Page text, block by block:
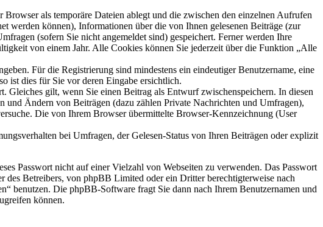
als temporäre Dateien ablegt und die zwischen den einzelnen Aufrufen
werden können), Informationen über die von Ihnen gelesenen Beiträge (zur
(sofern Sie nicht angemeldet sind) gespeichert. Ferner werden Ihre
von einem Jahr. Alle Cookies können Sie jederzeit über die Funktion „Alle
Für die Registrierung sind mindestens ein eindeutiger Benutzername, eine
ist dies für Sie vor deren Eingabe ersichtlich.
Gleiches gilt, wenn Sie einen Beitrag als Entwurf zwischenspeichern. In diesen
Ändern von Beiträgen (dazu zählen Private Nachrichten und Umfragen),
Die von Ihrem Browser übermittelte Browser-Kennzeichnung (User
bei Umfragen, der Gelesen-Status von Ihren Beiträgen oder explizit
Passwort nicht auf einer Vielzahl von Webseiten zu verwenden. Das Passwort
des Betreibers, von phpBB Limited oder ein Dritter berechtigterweise nach
benutzen. Die phpBB-Software fragt Sie dann nach Ihrem Benutzernamen und
können.